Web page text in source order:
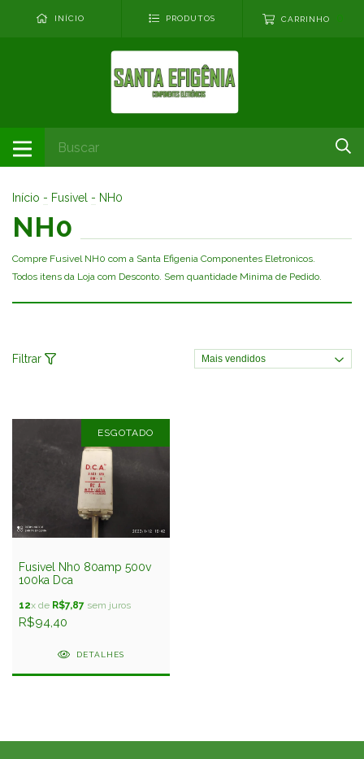
INÍCIO PRODUTOS CARRINHO
Início - Fusivel - NH0
NH0
Compre Fusivel NH0 com a Santa Efigenia Componentes Eletronicos.
Todos itens da Loja com Desconto. Sem quantidade Minima de Pedido.
Filtrar
ESGOTADO
Fusivel Nh0 80amp 500v
100ka Dca
12x de R$7,87 sem juros
R$94,40
DETALHES